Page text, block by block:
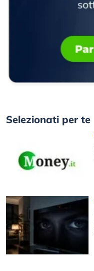
Selezionati per te